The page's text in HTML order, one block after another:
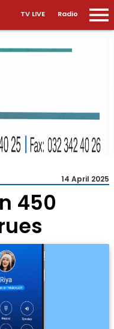
TV LIVE Radio
14 April 2025
450